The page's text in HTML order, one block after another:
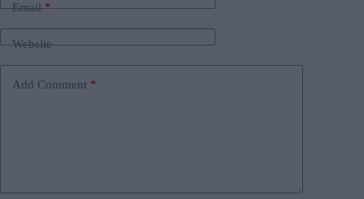
Email*
Website
Add Comment *